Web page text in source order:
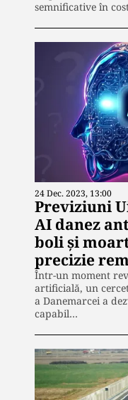
semnificative în
24 Dec. 2023, 13:00
Previziuni
AI danez
boli și
precizie
Într-un moment
artificială, un
a Danemarcei a
capabil…